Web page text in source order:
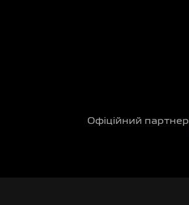
Офіційний партнер